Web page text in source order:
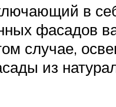
в
фасадов
случае,
из